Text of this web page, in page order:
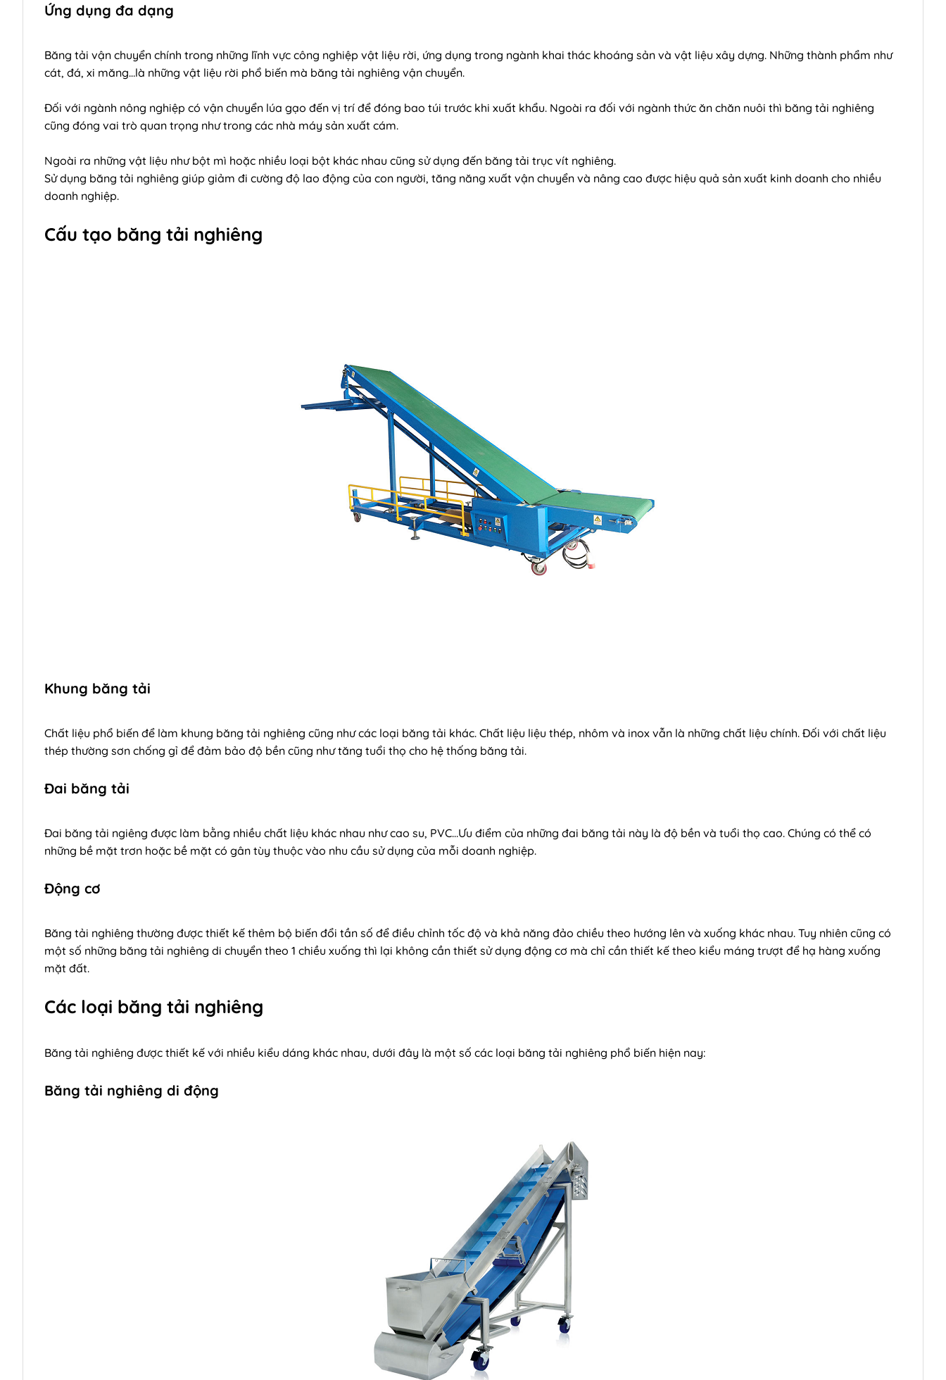
Ứng dụng đa dạng
Băng tải vận chuyển chính trong những lĩnh vực công nghiệp vật liệu rời, ứng dụng trong ngành khai thác khoáng sản và vật liệu xây dựng. Những thành phẩm như
cát, đá, xi măng…là những vật liệu rời phổ biến mà băng tải nghiêng vận chuyển.
Đối với ngành nông nghiệp có vận chuyển lúa gạo đến vị trí để đóng bao túi trước khi xuất khẩu. Ngoài ra đối với ngành thức ăn chăn nuôi thì băng tải nghiêng
cũng đóng vai trò quan trọng như trong các nhà máy sản xuất cám.
Ngoài ra những vật liệu như bột mì hoặc nhiều loại bột khác nhau cũng sử dụng đến băng tải trục vít nghiêng.
Sử dụng băng tải nghiêng giúp giảm đi cường độ lao động của con người, tăng năng xuất vận chuyển và nâng cao được hiệu quả sản xuất kinh doanh cho nhiều
doanh nghiệp.
Cấu tạo băng tải nghiêng
Khung băng tải
Chất liệu phổ biến để làm khung băng tải nghiêng cũng như các loại băng tải khác. Chất liệu liệu thép, nhôm và inox vẫn là những chất liệu chính. Đối với chất liệu
thép thường sơn chống gỉ để đảm bảo độ bền cũng như tăng tuổi thọ cho hệ thống băng tải.
Đai băng tải
Đai băng tải ngiêng được làm bằng nhiều chất liệu khác nhau như cao su, PVC…Ưu điểm của những đai băng tải này là độ bền và tuổi thọ cao. Chúng có thể có
những bề mặt trơn hoặc bề mặt có gân tùy thuộc vào nhu cầu sử dụng của mỗi doanh nghiệp.
Động cơ
Băng tải nghiêng thường được thiết kế thêm bộ biến đổi tần số để điều chỉnh tốc độ và khả năng đảo chiều theo hướng lên và xuống khác nhau. Tuy nhiên cũng có
một số những băng tải nghiêng di chuyển theo 1 chiều xuống thì lại không cần thiết sử dụng động cơ mà chỉ cần thiết kế theo kiểu máng trượt để hạ hàng xuống
mặt đất.
Các loại băng tải nghiêng
Băng tải nghiêng được thiết kế với nhiều kiểu dáng khác nhau, dưới đây là một số các loại băng tải nghiêng phổ biến hiện nay:
Băng tải nghiêng di động